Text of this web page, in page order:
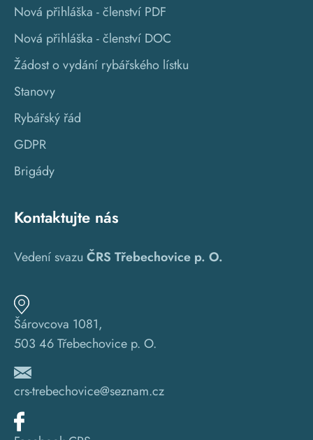
Nová přihláška - členství PDF
Nová přihláška - členství DOC
Žádost o vydání rybářského lístku
Stanovy
Rybářský řád
GDPR
Brigády
Kontaktujte nás
Vedení svazu ČRS Třebechovice p. O.
Šárovcova 1081,
503 46 Třebechovice p. O.
crs-trebechovice@seznam.cz